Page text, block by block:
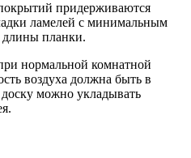
придерживаются
ламелей с минимальным
длины планки.
нормальной комнатной
воздуха должна быть в
можно укладывать